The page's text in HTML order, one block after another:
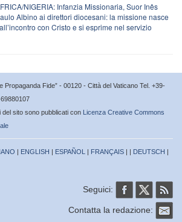
NIGERIA: Infanzia Missionaria, Suor Inês
Albino ai direttori diocesani: la missione nasce
con Cristo e si esprime nel servizio
Propaganda Fide” - 00120 - Città del Vaticano Tel. +39-
del sito sono pubblicati con Licenza Creative Commons
| ENGLISH | ESPAÑOL | FRANÇAIS | | DEUTSCH |
Seguici:
Contatta la redazione: